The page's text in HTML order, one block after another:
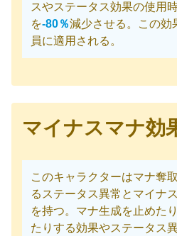
スやステータス効果の使用
を-80％減少させる。この効
員に適用される。
マイナスマナ効
このキャラクターはマナ奪
るステータス異常とマイナ
を持つ。マナ生成を止めた
たりする効果やステータス